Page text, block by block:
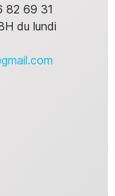
82 69 31
du lundi